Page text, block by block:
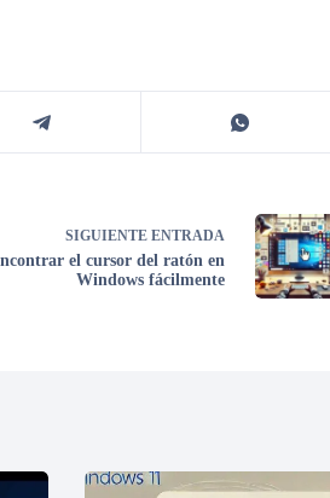
SIGUIENTEENTRADA
el cursor del ratón en
Windows fácilmente